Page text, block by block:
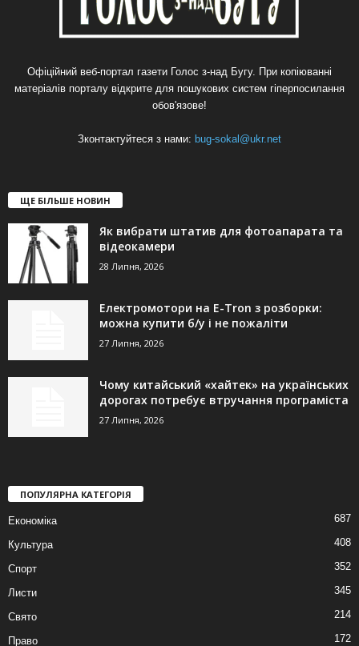
Офіційний веб-портал газети Голос з-над Бугу. При копіюванні
матеріалів порталу відкрите для пошукових систем гіперпосилання
обов'язове!
Зконтактуйтеся з нами: bug-sokal@ukr.net
ЩЕ БІЛЬШЕ НОВИН
Як вибрати штатив для фотоапарата та
відеокамери
28 Липня, 2026
Електромотори на E-Tron з розборки:
можна купити б/у і не пожаліти
27 Липня, 2026
Чому китайський «хайтек» на українських
дорогах потребує втручання програміста
27 Липня, 2026
ПОПУЛЯРНА КАТЕГОРІЯ
Економіка 687
Культура 408
Спорт 352
Листи 345
Свято 214
Право 172